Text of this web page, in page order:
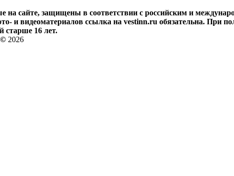
сайте, защищены в соответствии с российским и
и видеоматериалов ссылка на vestinn.ru обязательна. При
старше 16 лет.
2026